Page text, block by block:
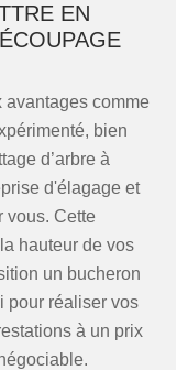
EN
comme
bien
d’arbre à
d'élagage et
vous. Cette
hauteur de vos
un bucheron
pour réaliser vos
à un prix